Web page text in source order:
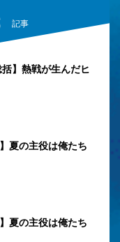
記事
括】熱戦が生んだヒ
夏の主役は俺たち
夏の主役は俺たち